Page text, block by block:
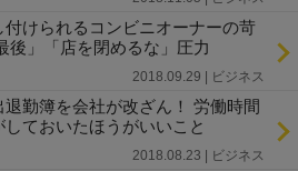
けられるコンビニオーナーの苛
後」「店を閉めるな」圧力
2018.09.29 | ビジネス
勤簿を会社が改ざん！ 労働時間
ておいたほうがいいこと
2018.08.23 | ビジネス